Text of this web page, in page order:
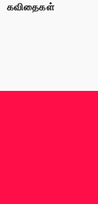
கவிதைகள்